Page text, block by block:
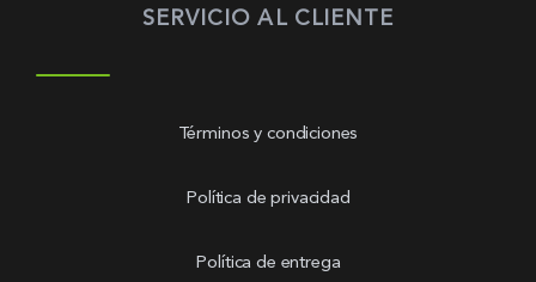
SERVICIO AL CLIENTE
Términos y condiciones
Política de privacidad
Política de entrega